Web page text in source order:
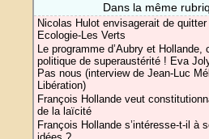
Dans la même
Nicolas Hulot envisagerait de quitter
Ecologie-Les Verts
Le programme d’Aubry et Hollande,
politique de superaustérité ! Eva
Pas nous (interview de Jean-Luc
Libération)
François Hollande veut
de la laïcité
François Hollande s’intéresse-t-il à